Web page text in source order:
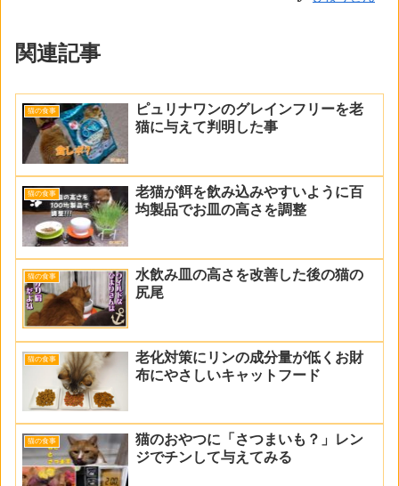
関連記事
猫の食事
ピュリナワンのグレインフリーを老
猫に与えて判明した事
猫の食事
老猫が餌を飲み込みやすいように百
均製品でお皿の高さを調整
猫の食事
水飲み皿の高さを改善した後の猫の
尻尾
猫の食事
老化対策にリンの成分量が低くお財
布にやさしいキャットフード
猫の食事
猫のおやつに「さつまいも？」レン
ジでチンして与えてみる